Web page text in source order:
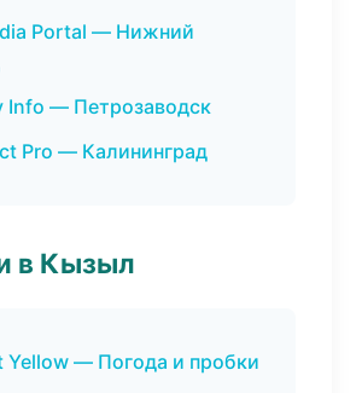
Portal — Нижний
Info — Петрозаводск
Pro — Калининград
в Кызыл
Yellow — Погода и пробки